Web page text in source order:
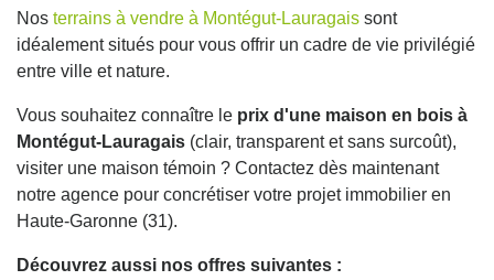
Nos terrains à vendre à Montégut-Lauragais sont
idéalement situés pour vous offrir un cadre de vie privilégié
entre ville et nature.
Vous souhaitez connaître le prix d'une maison en bois à
Montégut-Lauragais (clair, transparent et sans surcoût),
visiter une maison témoin ? Contactez dès maintenant
notre agence pour concrétiser votre projet immobilier en
Haute-Garonne (31).
Découvrez aussi nos offres suivantes :